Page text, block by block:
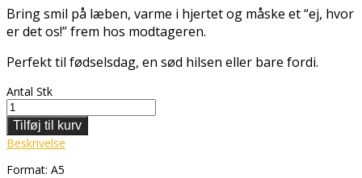
Bring smil på læben, varme i hjertet og måske et “ej, hvor
er det os!” frem hos modtageren.
Perfekt til fødselsdag, en sød hilsen eller bare fordi.
Antal Stk
Tilføj til kurv
Beskrivelse
Format: A5